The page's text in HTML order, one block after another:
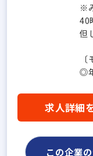
※
40
但
◎
求人詳細
この企業